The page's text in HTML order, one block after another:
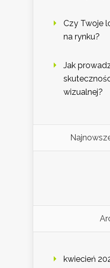
Czy Twoje
na rynku?
Jak
wizualnej?
kwiecień